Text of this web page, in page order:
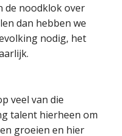
de noodklok over
dan hebben we
nodig, het
veel van die
talent hierheen om
groeien en hier